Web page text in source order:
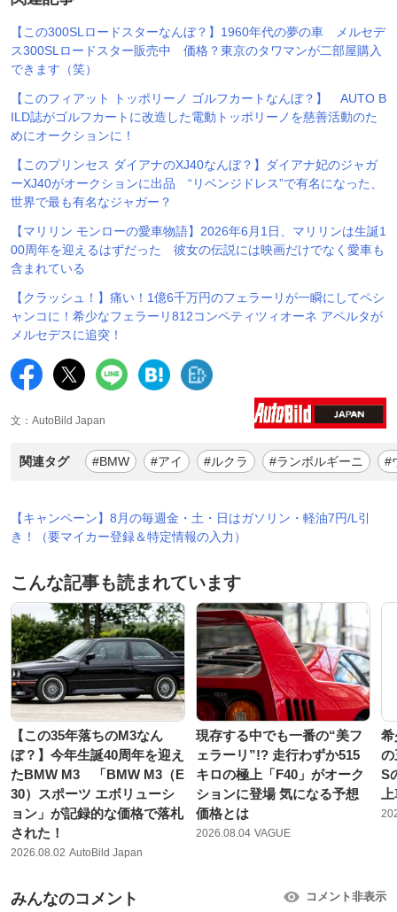
【この300SLロードスターなんぼ？】1960年代の夢の車 メルセデ
ス300SLロードスター販売中 価格？東京のタワマンが二部屋購入
できます（笑）
【このフィアット トッポリーノ ゴルフカートなんぼ？】 AUTO B
ILD誌がゴルフカートに改造した電動トッポリーノを慈善活動のた
めにオークションに！
【このプリンセス ダイアナのXJ40なんぼ？】ダイアナ妃のジャガ
ーXJ40がオークションに出品 “リベンジドレス”で有名になった、
世界で最も有名なジャガー？
【マリリン モンローの愛車物語】2026年6月1日、マリリンは生誕1
00周年を迎えるはずだった 彼女の伝説には映画だけでなく愛車も
含まれている
【クラッシュ！】痛い！1億6千万円のフェラーリが一瞬にしてペシ
ャンコに！希少なフェラーリ812コンペティツィオーネ アペルタが
メルセデスに追突！
文：AutoBild Japan
関連タグ #BMW #アイ #ルクラ #ランボルギーニ #
【キャンペーン】8月の毎週金・土・日はガソリン・軽油7円/L引
き！（要マイカー登録＆特定情報の入力）
こんな記事も読まれています
【この35年落ちのM3なん
ぼ？】今年生誕40周年を迎え
たBMW M3 「BMW M3（E
30）スポーツ エボリューシ
ョン」が記録的な価格で落札
された！
2026.08.02 AutoBild Japan
現存する中でも一番の“美フ
ェラーリ”!? 走行わずか515
キロの極上「F40」がオーク
ションに登場 気になる予想
価格とは
2026.08.04 VAGUE
希
S
みんなのコメント コメント非表示